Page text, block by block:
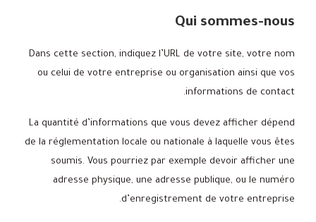
Qui sommes-nous
Dans cette section, indiquez l’URL de votre site, votre nom
ou celui de votre entreprise ou organisation ainsi que vos
informations de contact.
La quantité d’informations que vous devez afficher dépend
de la réglementation locale ou nationale à laquelle vous êtes
soumis. Vous pourriez par exemple devoir afficher une
adresse physique, une adresse publique, ou le numéro
d’enregistrement de votre entreprise.